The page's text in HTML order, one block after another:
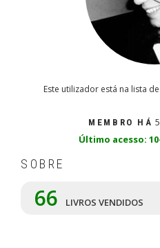
Este utilizador está na lista
MEMBRO HÁ
Último acesso:
SOBRE
66 LIVROS VENDIDOS